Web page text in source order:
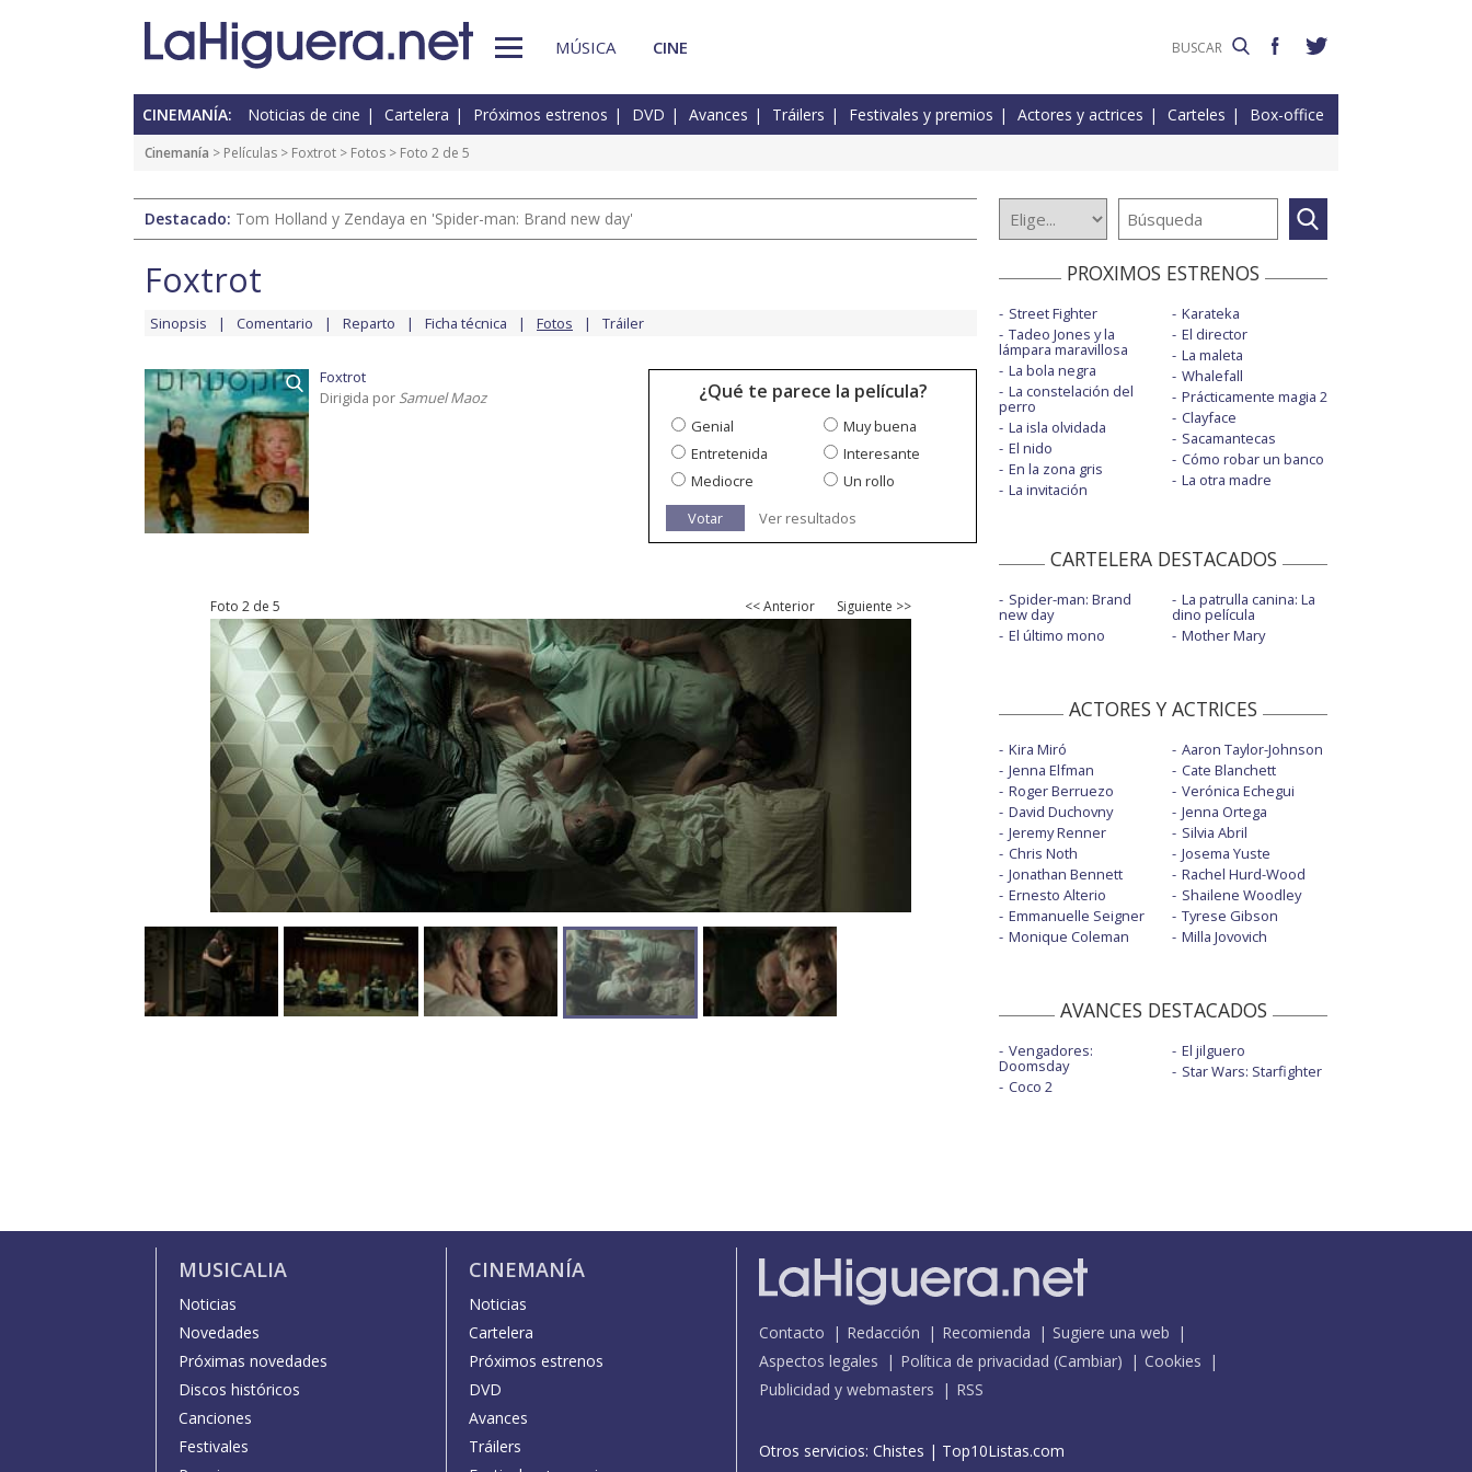
MÚSICA CINE
CINEMANÍA: Noticias de cine Cartelera Próximos estrenos DVD Avances Tráilers Festivales y premios Actores y actrices Carteles Box-office
Cinemanía > Películas > Foxtrot > Fotos > Foto 2 de 5
Destacado: Tom Holland y Zendaya en 'Spider-man: Brand new day'
Foxtrot
Sinopsis Comentario Reparto Ficha técnica Fotos Tráiler
Foxtrot
Dirigida por Samuel Maoz ¿Qué te parece la película?
Genial
Muy buena
Entretenida
Interesante
Mediocre
Un rollo
Votar
Ver resultados
Foto 2 de 5 << Anterior Siguiente >>
PROXIMOS ESTRENOS
Street Fighter
Tadeo Jones y la
lámpara maravillosa
La bola negra
La constelación del
perro
La isla olvidada
El nido
En la zona gris
La invitación
Karateka
El director
La maleta
Whalefall
Prácticamente magia 2
Clayface
Sacamantecas
Cómo robar un banco
La otra madre
CARTELERA DESTACADOS
Spider-man: Brand
new day
El último mono
La patrulla canina: La
dino película
Mother Mary
ACTORES Y ACTRICES
Kira Miró
Jenna Elfman
Roger Berruezo
David Duchovny
Jeremy Renner
Chris Noth
Jonathan Bennett
Ernesto Alterio
Emmanuelle Seigner
Monique Coleman
Aaron Taylor-Johnson
Cate Blanchett
Verónica Echegui
Jenna Ortega
Silvia Abril
Josema Yuste
Rachel Hurd-Wood
Shailene Woodley
Tyrese Gibson
Milla Jovovich
AVANCES DESTACADOS
Vengadores:
Doomsday
Coco 2
El jilguero
Star Wars: Starfighter
MUSICALIA
Noticias
Novedades
Próximas novedades
Discos históricos
Canciones
Festivales
CINEMANÍA
Noticias
Cartelera
Próximos estrenos
DVD
Avances
Tráilers
Contacto Redacción Recomienda
Sugiere una web
Aspectos legales
Política de privacidad (Cambiar)
Cookies
Publicidad y webmasters
RSS
Otros servicios: Chistes | Top10Listas.com